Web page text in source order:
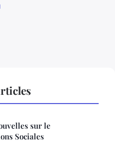
sur le
Sociales